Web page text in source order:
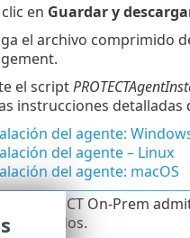
en Guardar y
el archivo comprimido
el script
instrucciones
del agente:
del agente – Linux
del agente: macOS
PROTECT On-Prem